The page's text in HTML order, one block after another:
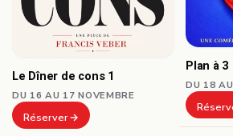
Le Dîner de cons 1
DU 16 AU 17 NOVEMBRE
Réserver
Plan à 3
DU 18